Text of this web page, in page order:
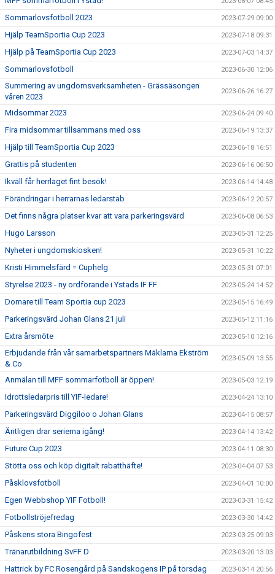
Sommarlovsfotboll 2023 2023-07-29 09:00
Hjälp TeamSportia Cup 2023 2023-07-18 09:31
Hjälp på TeamSportia Cup 2023 2023-07-03 14:37
Sommarlovsfotboll 2023-06-30 12:06
Summering av ungdomsverksamheten - Grässäsongen
våren 2023
2023-06-26 16:27
Midsommar 2023 2023-06-24 09:40
Fira midsommar tillsammans med oss 2023-06-19 13:37
Hjälp till TeamSportia Cup 2023 2023-06-18 16:51
Grattis på studenten 2023-06-16 06:50
Ikväll får herrlaget fint besök! 2023-06-14 14:48
Förändringar i herrarnas ledarstab 2023-06-12 20:57
Det finns några platser kvar att vara parkeringsvärd 2023-06-08 06:53
Hugo Larsson 2023-05-31 12:25
Nyheter i ungdomskiosken! 2023-05-31 10:22
Kristi Himmelsfärd = Cuphelg 2023-05-31 07:01
Styrelse 2023 - ny ordförande i Ystads IF FF 2023-05-24 14:52
Domare till Team Sportia cup 2023 2023-05-15 16:49
Parkeringsvärd Johan Glans 21 juli 2023-05-12 11:16
Extra årsmöte 2023-05-10 12:16
Erbjudande från vår samarbetspartners Mäklarna Ekström
& Co
2023-05-09 13:55
Anmälan till MFF sommarfotboll är öppen! 2023-05-03 12:19
Idrottsledarpris till YIF-ledare! 2023-04-24 13:10
Parkeringsvärd Diggiloo o Johan Glans 2023-04-15 08:57
Äntligen drar serierna igång! 2023-04-14 13:42
Future Cup 2023 2023-04-11 08:30
Stötta oss och köp digitalt rabatthäfte! 2023-04-04 07:53
Påsklovsfotboll 2023-04-01 10:00
Egen Webbshop YIF Fotboll! 2023-03-31 15:42
Fotbollströjefredag 2023-03-30 14:42
Påskens stora Bingofest 2023-03-25 09:03
Tränarutbildning SvFF D 2023-03-20 13:03
Hattrick by FC Rosengård på Sandskogens IP på torsdag 2023-03-14 20:56